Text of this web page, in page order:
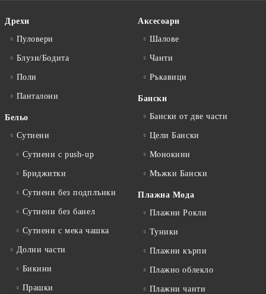
Дрехи
Пуловери
Блузи/Бодита
Поли
Панталони
Бельо
Сутиени
Сутиени с push-up
Бриджитки
Сутиени без подплънки
Сутиени без банел
Сутиени с мека чашка
Долни части
Бикини
Прашки
Аксесоари
Шалове
Чанти
Ръкавици
Бански
Бански от две части
Цели Бански
Монокини
Мъжки Бански
Плажна Мода
Плажни Рокли
Туники
Плажни кърпи
Плажно облекло
Плажни чанти